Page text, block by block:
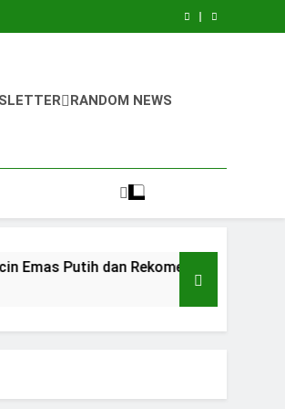
RANDOM NEWS
dan Rekomendasi Terbaik